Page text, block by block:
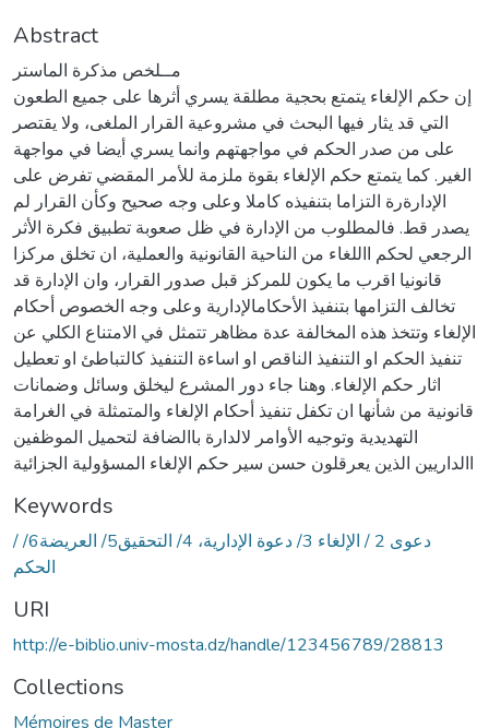
Abstract
مــلخص مذكرة الماستر
إن حكم الإلغاء يتمتع بحجية مطلقة يسري أثرها على جميع الطعون
التي قد يثار فيها البحث في مشروعية القرار الملغى، ولا يقتصر
على من صدر الحكم في مواجهتهم وانما يسري أيضا في مواجهة
الغير. كما يتمتع حكم الإلغاء بقوة ملزمة للأمر المقضي تفرض على
الإدارةرة التزاما بتنفيذه كاملا وعلى وجه صحيح وكأن القرار لم
يصدر قط. فالمطلوب من الإدارة في ظل صعوبة تطبيق فكرة الأثر
الرجعي لحكم االلغاء من الناحية القانونية والعملية، ان تخلق مركزا
قانونيا اقرب ما يكون للمركز قبل صدور القرار، وان الإدارة قد
تخالف التزامها بتنفيذ الأحكامالإدارية وعلى وجه الخصوص أحكام
الإلغاء وتتخذ هذه المخالفة عدة مظاهر تتمثل في الامتناع الكلي عن
تنفيذ الحكم او التنفيذ الناقص او اساءة التنفيذ كالتباطئ او تعطيل
اثار حكم الإلغاء. وهنا جاء دور المشرع ليخلق وسائل وضمانات
قانونية من شأنها ان تكفل تنفيذ أحكام الإلغاء والمتمثلة في الغرامة
التهديدية وتوجيه الأوامر لالدارة باالضافة لتحميل الموظفين
االداريين الذين يعرقلون حسن سير حكم الإلغاء المسؤولية الجزائية
Keywords
/ دعوى 2 / الإلغاء 3/ دعوة الإدارية، 4/ التحقيق5/ العريضة6/
الحكم
URI
http://e-biblio.univ-mosta.dz/handle/123456789/28813
Collections
Mémoires de Master